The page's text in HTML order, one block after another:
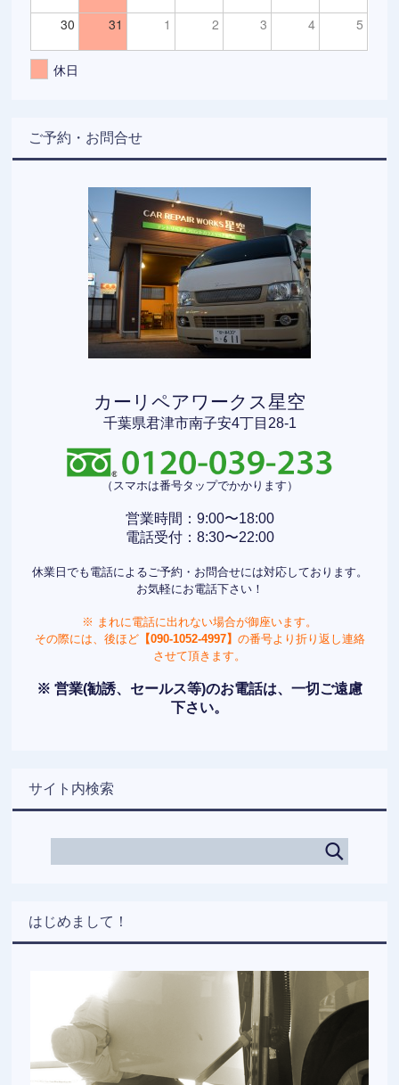
30 31 1 2 3 4 5
休日
ご予約・お問合せ
カーリペアワークス星空
千葉県君津市南子安4丁目28-1
（スマホは番号タップでかかります）
営業時間：9:00〜18:00
電話受付：8:30〜22:00
休業日でも電話によるご予約・お問合せには対応しております。
お気軽にお電話下さい！
※ まれに電話に出れない場合が御座います。
その際には、後ほど【090-1052-4997】 の番号より折り返し連絡
させて頂きます。
※ 営業(勧誘、セールス等)のお電話は、一切ご遠慮
下さい。
サイト内検索
はじめまして！